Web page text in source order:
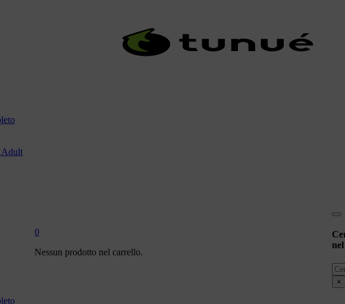
Adult
0
Nessun prodotto nel carrello.
×